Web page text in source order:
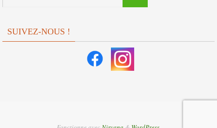
SUIVEZ-NOUS !